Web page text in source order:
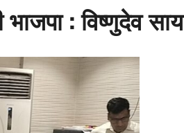
: विष्णुदेव साय